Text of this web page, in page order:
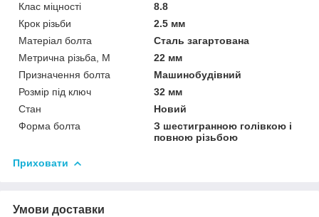
Клас міцності
8.8
Крок різьби
2.5 мм
Матеріал болта
Сталь загартована
Метрична різьба, М
22 мм
Призначення болта
Машинобудівний
Розмір під ключ
32 мм
Стан
Новий
Форма болта
З шестигранною голівкою і
повною різьбою
Приховати
Умови доставки